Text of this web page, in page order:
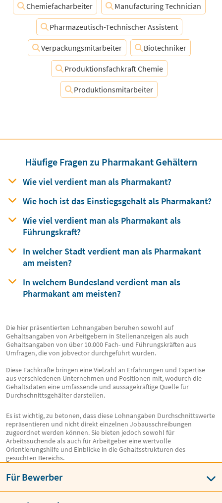
Chemiefacharbeiter Manufacturing Technician
Pharmazeutisch-Technischer Assistent
Verpackungsmitarbeiter Biotechniker
Produktionsfachkraft Chemie
Produktionsmitarbeiter
Häufige Fragen zu Pharmakant Gehältern
Wie viel verdient man als Pharmakant?
Wie hoch ist das Einstiegsgehaltals Pharmakant?
Wie viel verdient man als Pharmakant als
Führungskraft?
In welcher Stadt verdient man als Pharmakant
am meisten?
In welchem Bundesland verdient man als
Pharmakant am meisten?
Die hier präsentierten Lohnangaben beruhen sowohl auf
Gehaltsangaben von Arbeitgebern in Stellenanzeigen als auch
Gehaltsangaben von über 10.000 Fach- und Führungskräften aus
Umfragen, die von jobvector durchgeführt wurden.
Diese Fachkräfte bringen eine Vielzahl an Erfahrungen und Expertise
aus verschiedenen Unternehmen und Positionen mit, wodurch die
Gehaltsdaten eine umfassende und aussagekräftige Quelle für
Durchschnittsgehälter darstellen.
Es ist wichtig, zu betonen, dass diese Lohnangaben Durchschnittswerte
repräsentieren und nicht direkt einzelnen Jobausschreibungen
zugeordnet werden können. Sie bieten jedoch sowohl für
Arbeitssuchende als auch für Arbeitgeber eine wertvolle
Orientierungshilfe und Einblicke in die Gehaltsstrukturen des
gesuchten Bereichs.
Für Bewerber